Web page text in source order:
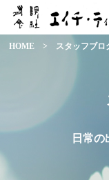
日常
HOME > スタッフブロ